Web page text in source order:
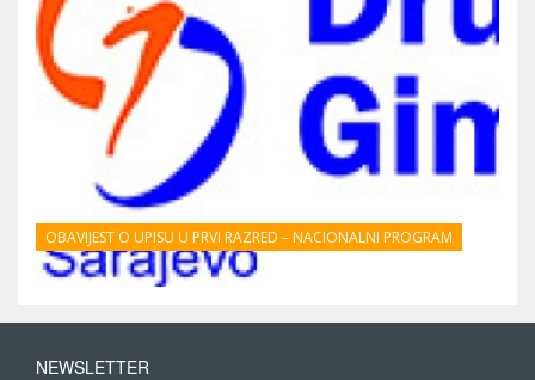
OBAVIJEST O UPISU U PRVI RAZRED – NACIONALNI PROGRAM
NEWSLETTER